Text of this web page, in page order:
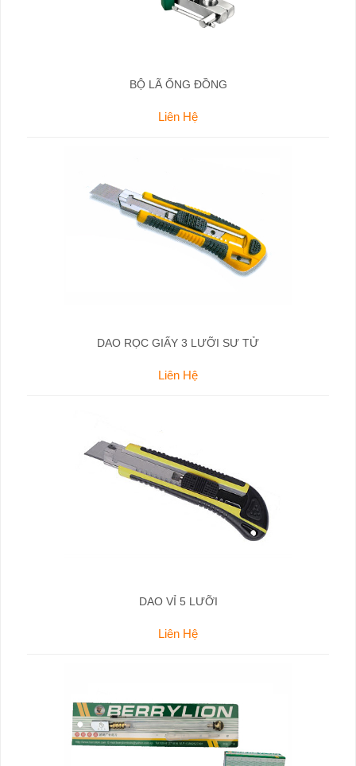
BỘ LÃ ỐNG ĐỒNG
Liên Hệ
DAO RỌC GIẤY 3 LƯỠI SƯ TỬ
Liên Hệ
DAO VỈ 5 LƯỠI
Liên Hệ